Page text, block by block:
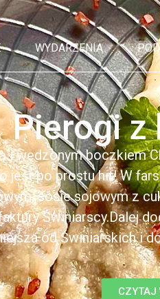
WYDARZENIA
Pierogi z
i wędzonym boczkiem
jest po prostu hit! W
sosie sojowym z
Świniarscy.Dalej
od Świniarskich i
CZYTAJ